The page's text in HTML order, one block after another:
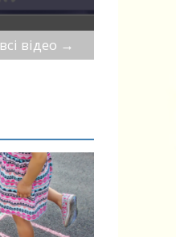
всі відео →